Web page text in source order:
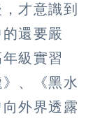
才意識到
還要嚴
級實習
、《黑水
外界透露